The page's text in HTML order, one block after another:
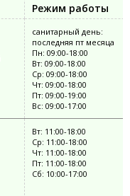
Режим работы
санитарный день:
последняя пт месяца
Пн: 09:00-18:00
Вт: 09:00-18:00
Ср: 09:00-18:00
Чт: 09:00-18:00
Пт: 09:00-19:00
Вс: 09:00-17:00
Вт: 11:00-18:00
Ср: 11:00-18:00
Чт: 11:00-18:00
Пт: 11:00-18:00
Сб: 10:00-17:00